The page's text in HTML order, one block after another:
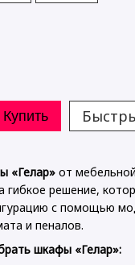
😍
Купить
«Гелар» от
гибкое решение,
с помощью
и пеналов.
шкафы «Гелар»: